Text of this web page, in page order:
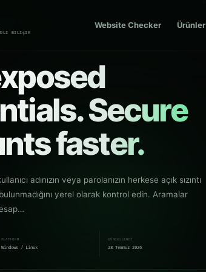
BILIşIM
Website Checker Ürünler
Secure
faster.
adınızın veya parolanızın herkese açık sızıntı
yerel olarak kontrol edin. Aramalar
PLATFORM
Windows / Linux
GÜNCELLENDI
28 Temmuz 2026